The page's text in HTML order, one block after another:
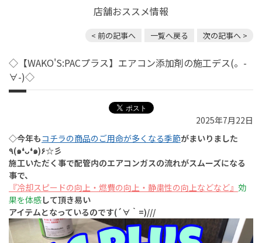
店舗おススメ情報
< 前の記事へ 一覧へ戻る 次の記事へ >
◇【WAKO'S:PACプラス】エアコン添加剤の施工デス(。-
∀-)◇
2025年7月22日
◇今年もコチラの商品のご用命が多くなる季節がまいりました
٩(๑❛ᴗ❛๑)۶☆彡
施工いただく事で配管内のエアコンガスの流れがスムーズになる
事で、
『冷却スピードの向上・燃費の向上・静粛性の向上などなど』 効
果を体感して頂き易い
アイテムとなっているのです(´∀｀=)///